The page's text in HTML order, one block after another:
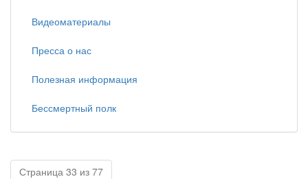
Видеоматериалы
Пресса о нас
Полезная информация
Бессмертный полк
Страница 33 из 77